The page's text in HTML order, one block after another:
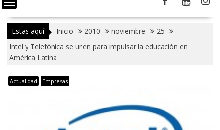
Estas aquí Inicio 2010 noviembre
25
Intel y Telefónica se unen para impulsar la educación en
América Latina
Actualidad Empresas